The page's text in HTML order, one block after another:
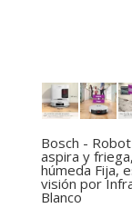
Bosch -
aspira y
húmeda Fija,
visión por
Blanco